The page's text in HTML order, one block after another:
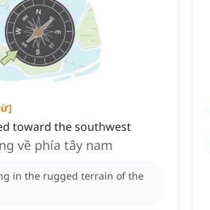
]
toward the southwest
về phía tây nam
in the rugged terrain of the